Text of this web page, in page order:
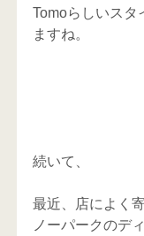
Tomoらしいスタ
ますね。
続いて、
最近、店によく
ノーパークのデ